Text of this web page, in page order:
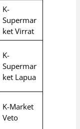
K-
Supermar
ket Virrat
K-
Supermar
ket Lapua
K-Market
Veto